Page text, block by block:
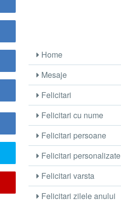
Home
Mesaje
Felicitari
Felicitari cu nume
Felicitari persoane
Felicitari personalizate
Felicitari varsta
Felicitari zilele anului